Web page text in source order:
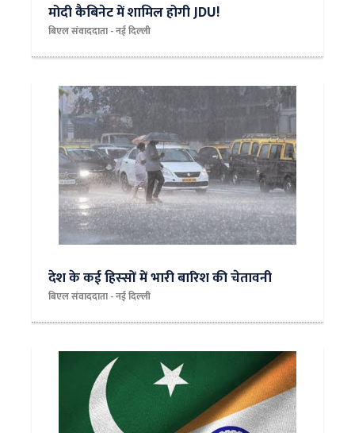
मोदी कैबिनेट में शामिल होगी JDU!
बिएल संवाददाता - नई दिल्‍ली
देश के कई हिस्‍सों में भारी बारिश की चेतावनी
बिएल संवाददाता - नई दिल्‍ली